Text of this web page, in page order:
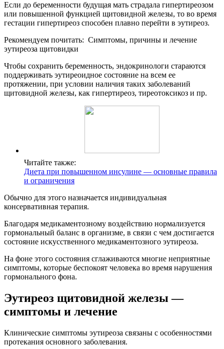
Если до беременности будущая мать страдала гипертиреозом
или повышенной функцией щитовидной железы, то во время
гестации гипертиреоз способен плавно перейти в эутиреоз.
Рекомендуем почитать: Симптомы, причины и лечение
эутиреоза щитовидки
Чтобы сохранить беременность, эндокринологи стараются
поддерживать эутиреоидное состояние на всем ее
протяжении, при условии наличия таких заболеваний
щитовидной железы, как гипертиреоз, тиреотоксикоз и пр.
Читайте также:
Диета при повышенном инсулине — основные правила
и ограничения
Обычно для этого назначается индивидуальная
консервативная терапия.
Благодаря медикаментозному воздействию нормализуется
гормональный баланс в организме, в связи с чем достигается
состояние искусственного медикаментозного эутиреоза.
На фоне этого состояния сглаживаются многие неприятные
симптомы, которые беспокоят человека во время нарушения
гормонального фона.
Эутиреоз щитовидной железы —
симптомы и лечение
Клинические симптомы эутиреоза связаны с особенностями
протекания основного заболевания.